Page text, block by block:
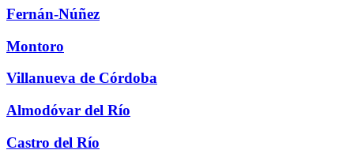
Fernán-Núñez
Montoro
Villanueva de Córdoba
Almodóvar del Río
Castro del Río